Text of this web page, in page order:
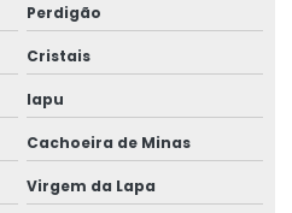
Perdigão
Cristais
Iapu
Cachoeira de Minas
Virgem da Lapa